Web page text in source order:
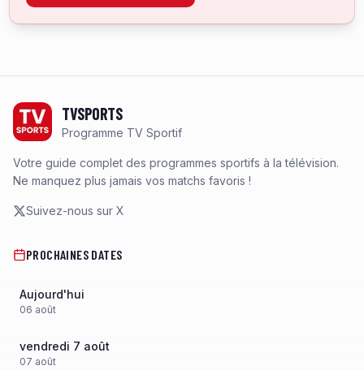
TVSPORTS
Programme TV Sportif
Votre guide complet des programmes sportifs à la télévision.
Ne manquez plus jamais vos matchs favoris !
Suivez-nous sur X
PROCHAINES DATES
Aujourd'hui
06 août
vendredi 7 août
07 août